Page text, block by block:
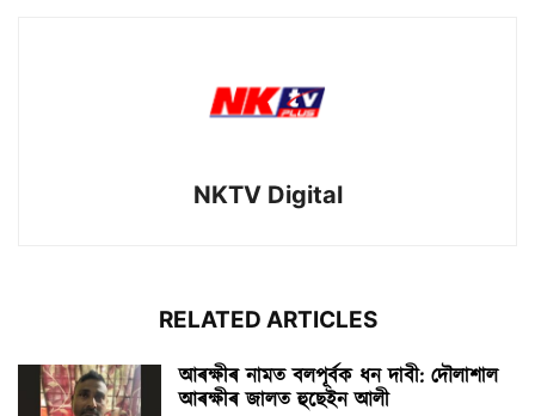
NKTV Digital
RELATED ARTICLES
আৰক্ষীৰ নামত বলপূৰ্বক ধন দাবী: দৌলাশাল
আৰক্ষীৰ জালত হুছেইন আলী